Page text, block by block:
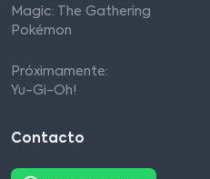
Magic: The Gathering
Pokémon
Próximamente:
Yu-Gi-Oh!
Contacto